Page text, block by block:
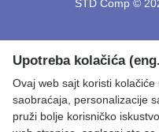
STD Comp ©
Upotreba kolačića
Ovaj web sajt koristi
saobraćaja, personalizacije
pruži bolje korisničko